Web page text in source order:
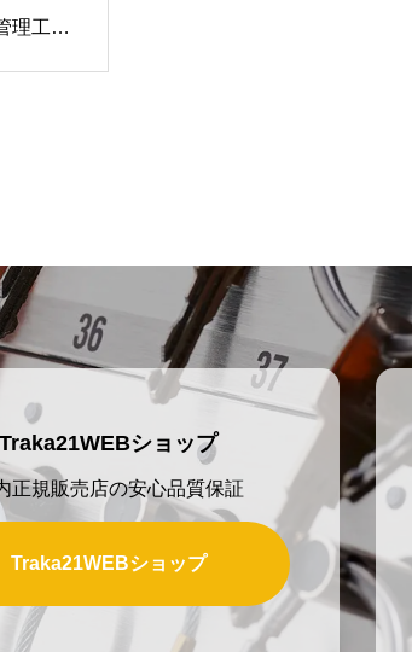
Traka21WEBショップ
正規販売店の安心品質保証
Traka21WEBショップ